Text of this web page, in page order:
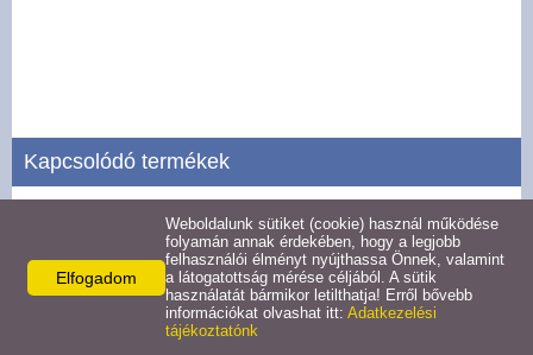
EFOP-1.5.2-16-2017-00008
Kapcsolódó termékek
Gazdálkodási adatok
Részletek
Elfogadom
Weboldalunk sütiket (cookie) használ működése
folyamán annak érdekében, hogy a legjobb
felhasználói élményt nyújthassa Önnek, valamint
a látogatottság mérése céljából. A sütik
használatát bármikor letilthatja! Erről bővebb
információkat olvashat itt: Adatkezelési
tájékoztatónk